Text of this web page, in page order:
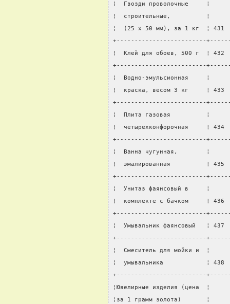
¦  Гвозди проволочные
¦  строительные,
¦  (25 x 50 мм), за 1 кг
+-------------------------
¦  Клей для обоев, 500 г
+-------------------------
¦  Водно-эмульсионная
¦  краска, весом 3 кг
+-------------------------
¦  Плита газовая
¦  четырехконфорочная
+-------------------------
¦  Ванна чугунная,
¦  эмалированная
+-------------------------
¦  Унитаз фаянсовый в
¦  комплекте с бачком
+-------------------------
¦  Умывальник
+-------------------------
¦  Смеситель для мойки
¦  умывальника
+-------------------------
¦Ювелирные изделия
¦за 1 грамм золота)